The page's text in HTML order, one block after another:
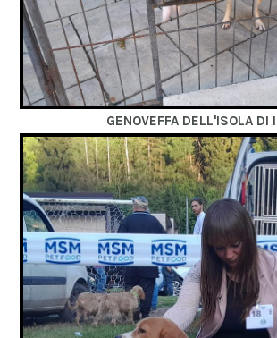
GENOVEFFA DELL'ISOLA DI